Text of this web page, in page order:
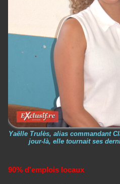
Yaëlle Trulès, alias commandant
jour-là, elle tournait ses
90% d'emplois locaux